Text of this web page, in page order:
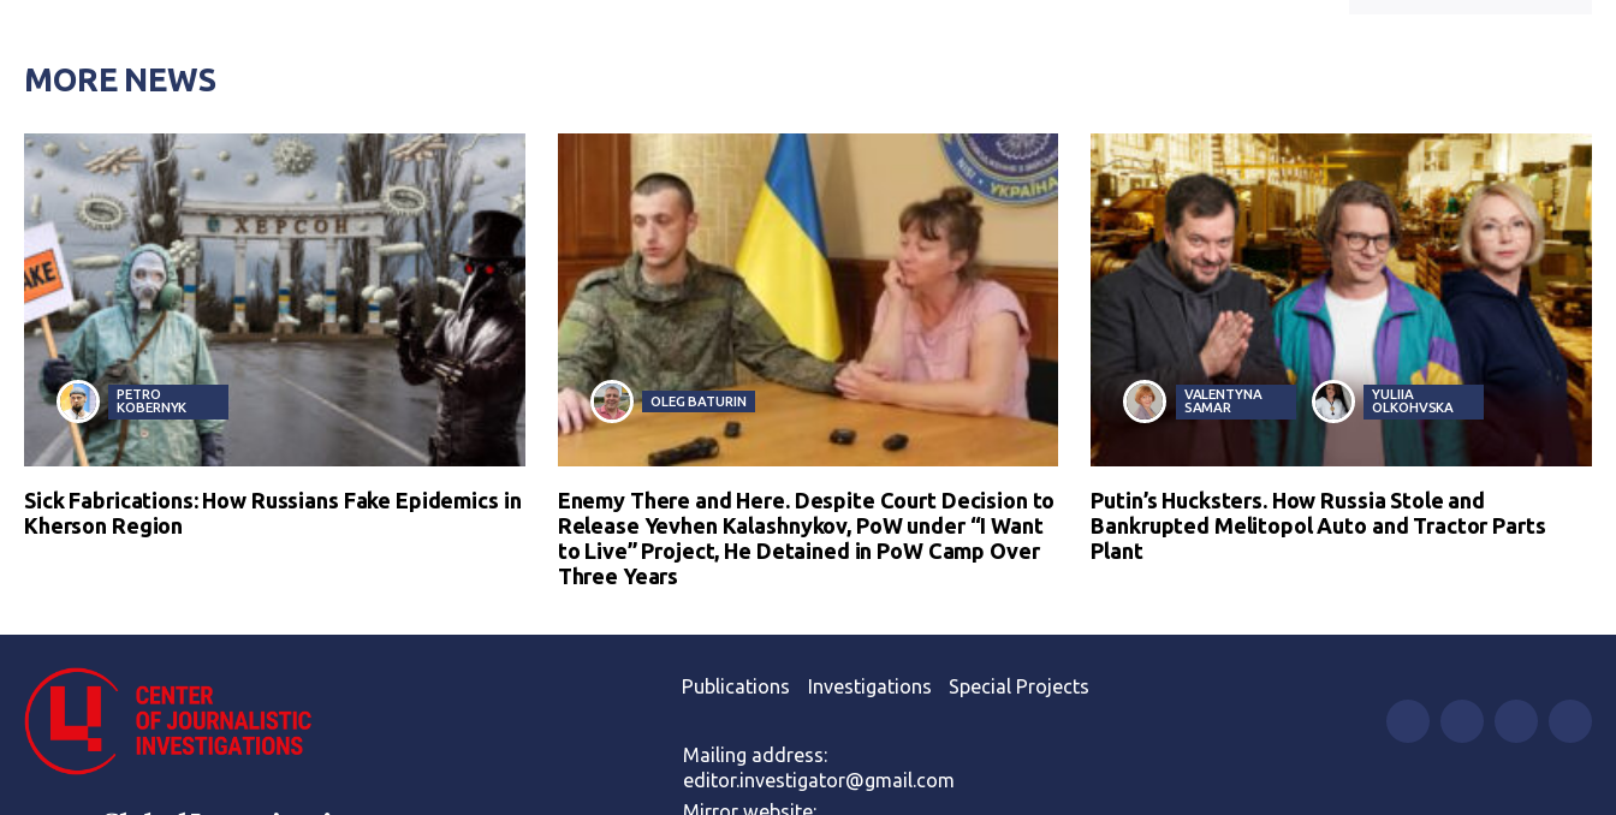
MORE NEWS
PETRO
KOBERNYK
Sick Fabrications: How Russians Fake Epidemics in
Kherson Region
OLEG BATURIN
Enemy There and Here. Despite Court Decision to
Release Yevhen Kalashnykov, PoW under “I Want
to Live” Project, He Detained in PoW Camp Over
Three Years
VALENTYNA
SAMAR
YULIIA
OLKOHVSKA
Putin’s Hucksters. How Russia Stole and
Bankrupted Melitopol Auto and Tractor Parts
Plant
Publications Investigations Special Projects
Mailing address:
editor.investigator@gmail.com